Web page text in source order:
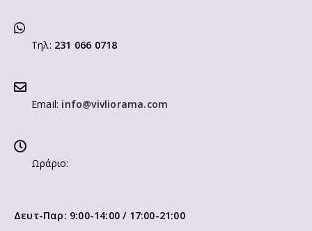
Τηλ: 231 066 0718
Email: info@vivliorama.com
Ωράριο:
Δευτ-Παρ: 9:00-14:00 / 17:00-21:00